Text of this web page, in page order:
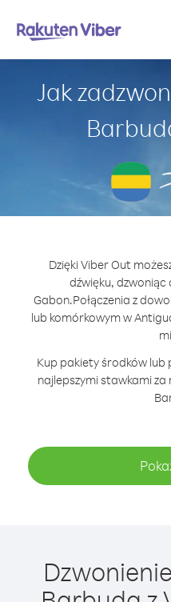
Jak
Dzięki Viber Out
dźwięku,
Gabon.Połączenia z
lub komórkowym w
Kup pakiety środków lub
najlepszymi stawkami za